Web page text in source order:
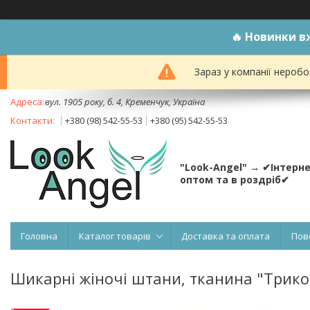
🔥 Новинки
Зараз у компанії
вул. 1905 року, б. 4, Кременчук, Україна
+380 (98) 542-55-53
+380 (95) 542-55-53
"Look-Angel" →
оптом та в роздріб✔
Головна Каталог товарів Доставка та оплата
Шикарні жіночі штани, тканина